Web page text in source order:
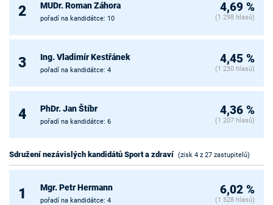
2 MUDr. Roman Záhora
pořadí na kandidátce: 10
4,69 %
(1 298 hlasů)
3 Ing. Vladimír Kestřánek
pořadí na kandidátce: 4
4,45 %
(1 230 hlasů)
4 PhDr. Jan Štíbr
pořadí na kandidátce: 6
4,36 %
(1 207 hlasů)
Sdružení nezávislých kandidátů Sport a zdraví (zisk 4 z 27 zastupitelů)
1 Mgr. Petr Hermann
pořadí na kandidátce: 4
6,02 %
(1 528 hlasů)